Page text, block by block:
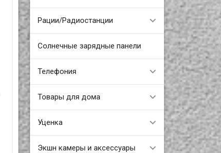
Рации/Радиостанции
Солнечные зарядные панели
Телефония
Товары для дома
Уценка
Экшн камеры и аксессуары